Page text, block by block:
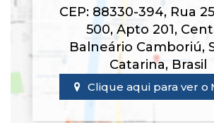
CEP: 88330-394, Rua
500, Apto 201,
Balneário Camboriú,
Catarina, Brasil
Clique aqui para ver o